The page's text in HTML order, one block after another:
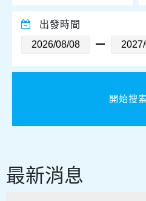
出發時間
開始搜
最新消息